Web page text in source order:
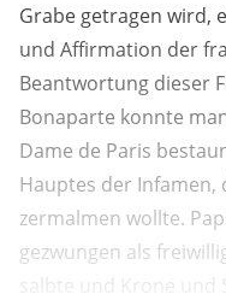
Grabe getragen wird,
und Affirmation der
Beantwortung dieser
Bonaparte konnte
Dame de Paris
Hauptes der
zermalmen wollte.
gezwungen als